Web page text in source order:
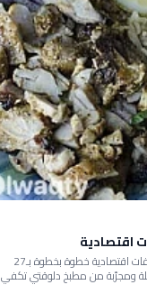
اقتصادية
طريقة عمل شاورما الدجاج مع الأرز – وصفات اقتصادية خطوة بخطوة بـ27
سهلة ومجرّبة من مطبخ دلوقتي تكفي